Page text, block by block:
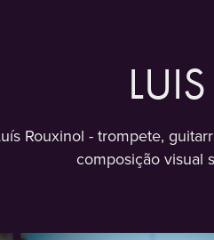
LUIS
Rouxinol - trompete,
composição visual